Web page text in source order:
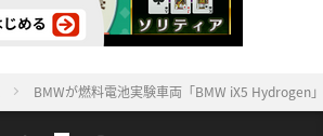
BMWが燃料電池実験車両「BMW iX5 Hydrogen